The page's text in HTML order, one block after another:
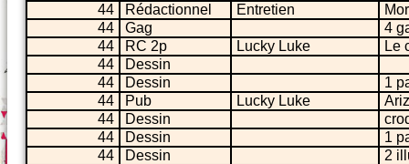
44
Rédactionnel Entretien
44
Gag
4
44
RC 2p Lucky Luke
Le
44
Dessin
44
Dessin
1
44
Pub Lucky Luke
44
Dessin
44
Dessin
1
44
Dessin
2